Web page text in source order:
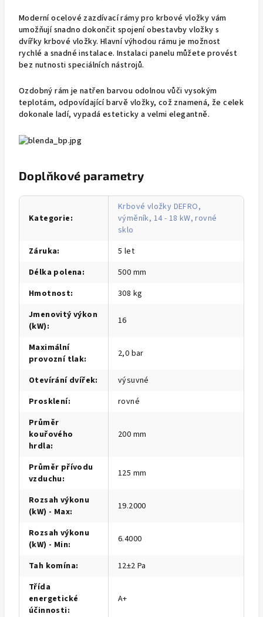
Moderní ocelové zazdívací rámy pro krbové vložky vám
umožňují snadno dokončit spojení obestavby vložky s
dvířky krbové vložky. Hlavní výhodou rámu je možnost
rychlé a snadné instalace. Instalaci panelu můžete provést
bez nutnosti speciálních nástrojů.
Ozdobný rám je natřen barvou odolnou vůči vysokým
teplotám, odpovídající barvě vložky, což znamená, že celek
dokonale ladí, vypadá esteticky a velmi elegantně.
Doplňkové parametry
Kategorie:
Krbové vložky DEFRO,
výměník, 14 - 18 kW, rovné
sklo
Záruka:
5 let
Délka polena:
500 mm
Hmotnost:
308 kg
Jmenovitý výkon
(kW): 16
Maximální
provozní tlak: 2,0 bar
Otevírání dvířek:
výsuvné
Prosklení:
rovné
Průměr
kouřového
hrdla:
200 mm
Průměr přívodu
vzduchu: 125 mm
Rozsah výkonu
(kW) - Max: 19.2000
Rozsah výkonu
(kW) - Min: 6.4000
Tah komína:
12±2 Pa
Třída
energetické
účinnosti:
A+